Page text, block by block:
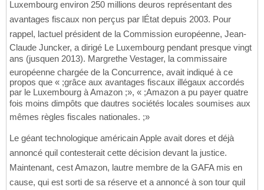
Luxembourg environ 250 millions deuros représentant des
avantages fiscaux non perçus par lÉtat depuis 2003. Pour
rappel, lactuel président de la Commission européenne, Jean-
Claude Juncker, a dirigé Le Luxembourg pendant presque vingt
ans (jusquen 2013). Margrethe Vestager, la commissaire
européenne chargée de la Concurrence, avait indiqué à ce
propos que « ;grâce aux avantages fiscaux illégaux accordés
par le Luxembourg à Amazon ;», « ;Amazon a pu payer quatre
fois moins dimpôts que dautres sociétés locales soumises aux
mêmes règles fiscales nationales. ;»
Le géant technologique américain Apple avait dores et déjà
annoncé quil contesterait cette décision devant la justice.
Maintenant, cest Amazon, lautre membre de la GAFA mis en
cause, qui est sorti de sa réserve et a annoncé à son tour quil